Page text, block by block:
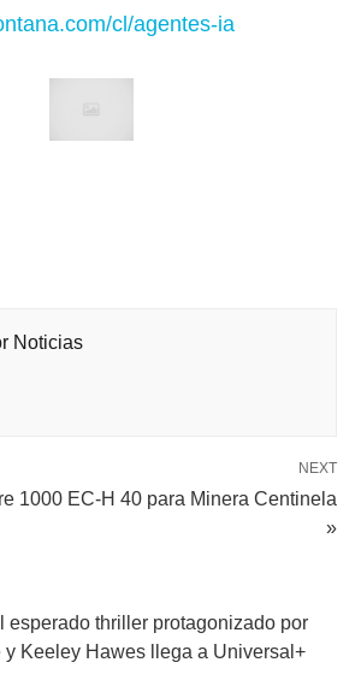
cl/agentes-ia
Noticias
NEXT
1000 EC-H 40 para Minera Centinela
»
esperado thriller protagonizado por
y Keeley Hawes llega a Universal+